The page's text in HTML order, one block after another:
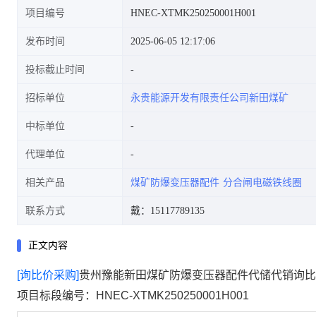
项目编号 HNEC-XTMK250250001H001
发布时间 2025-06-05 12:17:06
投标截止时间
招标单位 永贵能源开发有限责任公司新田煤矿
中标单位
代理单位
相关产品 煤矿防爆变压器配件 分合闸电磁铁线圈
联系方式 戴：15117789135
正文内容
[询比价采购]贵州豫能新田煤矿防爆变压器配件代储代销询
项目标段编号：HNEC-XTMK250250001H001